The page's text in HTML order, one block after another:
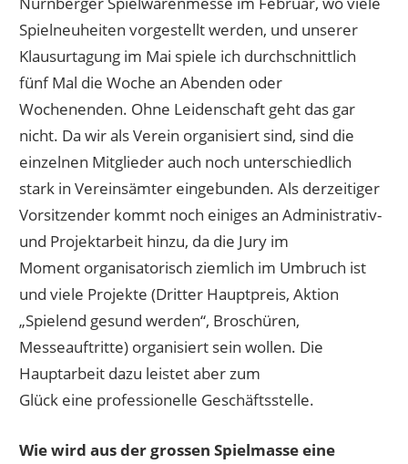
Spielneuheiten vorgestellt werden, und unserer
Klausurtagung im Mai spiele ich durchschnittlich
fünf Mal die Woche an Abenden oder
Wochenenden. Ohne Leidenschaft geht das gar
nicht. Da wir als Verein organisiert sind, sind die
einzelnen Mitglieder auch noch unterschiedlich
stark in Vereinsämter eingebunden. Als derzeitiger
Vorsitzender kommt noch einiges an Administrativ-
und Projektarbeit hinzu, da die Jury im
Moment organisatorisch ziemlich im Umbruch ist
und viele Projekte (Dritter Hauptpreis, Aktion
„Spielend gesund werden“, Broschüren,
Messeauftritte) organisiert sein wollen. Die
Hauptarbeit dazu leistet aber zum
Glück eine professionelle Geschäftsstelle.
Wie wird aus der grossen Spielmasse eine